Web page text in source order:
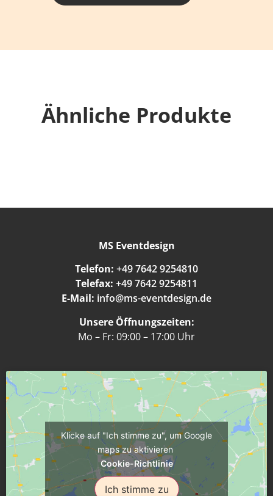
Ähnliche Produkte
MS Eventdesign
Telefon: +49 7642 9254810
Telefax: +49 7642 9254811
E-Mail: info@ms-eventdesign.de
Unsere Öffnungszeiten:
Mo – Fr: 09:00 – 17:00 Uhr
Klicke auf "Ich stimme zu", um Google
maps zu aktivieren
Cookie-Richtlinie
Ich stimme zu